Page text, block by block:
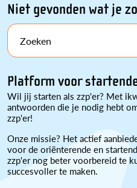
Niet gevonden wat je
Zoeken
Platform voor
Wil jij starten als zzp'er? Met
antwoorden die je nodig hebt
zzp'er!
Onze missie? Het actief
voor de oriënterende en
zzp'er nog beter voorbereid te
succesvoller te maken.